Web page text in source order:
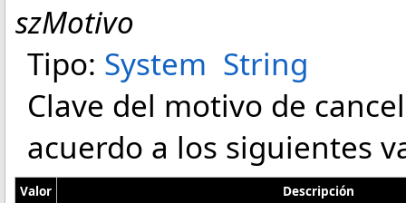
szMotivo
Tipo: System String
Clave del motivo de
acuerdo a los siguientes
Valor
Descripción